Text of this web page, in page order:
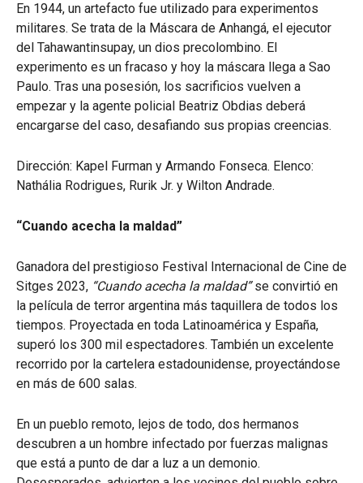
En 1944, un artefacto fue utilizado para experimentos
militares. Se trata de la Máscara de Anhangá, el ejecutor
del Tahawantinsupay, un dios precolombino. El
experimento es un fracaso y hoy la máscara llega a Sao
Paulo. Tras una posesión, los sacrificios vuelven a
empezar y la agente policial Beatriz Obdias deberá
encargarse del caso, desafiando sus propias creencias.
Dirección: Kapel Furman y Armando Fonseca. Elenco:
Nathália Rodrigues, Rurik Jr. y Wilton Andrade.
“Cuando acecha la maldad”
Ganadora del prestigioso Festival Internacional de Cine de
Sitges 2023, “Cuando acecha la maldad”se convirtió en
la película de terror argentina más taquillera de todos los
tiempos. Proyectada en toda Latinoamérica y España,
superó los 300 mil espectadores. También un excelente
recorrido por la cartelera estadounidense, proyectándose
en más de 600 salas.
En un pueblo remoto, lejos de todo, dos hermanos
descubren a un hombre infectado por fuerzas malignas
que está a punto de dar a luz a un demonio.